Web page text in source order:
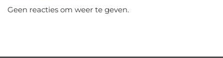
Geen reacties om weer te geven.